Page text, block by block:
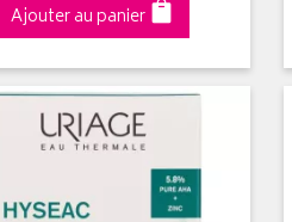
Ajouter au panier